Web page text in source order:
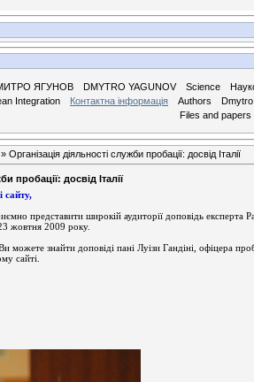
ЯГУНОВ DMYTRO YAGUNOV Science
Integration
Контактна інформація Authors
Files and papers
» Організація діяльності служби пробації: досвід Італії
пробації: досвід Італії
сайту,
представити широкій аудиторії доповідь експерта
жовтня 2009 року.
можете знайти доповіді пані Луізи Гандіні, офіцера
сайті.